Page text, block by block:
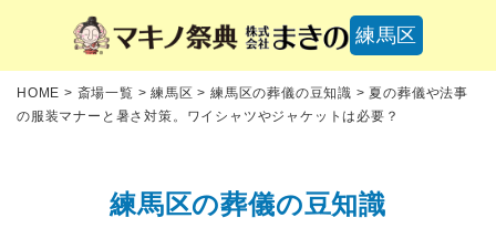
練馬区
HOME > 斎場一覧 >練馬区 >練馬区の葬儀の豆知識 >夏の葬儀や法事
の服装マナーと暑さ対策。ワイシャツやジャケットは必要？
練馬区の葬儀の豆知識